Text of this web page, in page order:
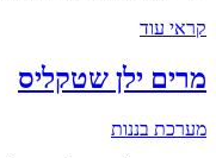
קראי עוד
מרים ילן שטקליס
מערכת בננות